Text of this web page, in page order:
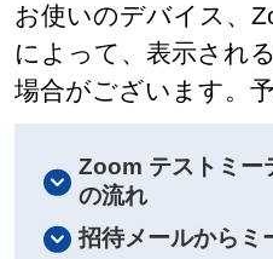
お使いのデバイス、
によって、表示され
場合がございます。
Zoom テストミー
の流れ
招待メールからミ